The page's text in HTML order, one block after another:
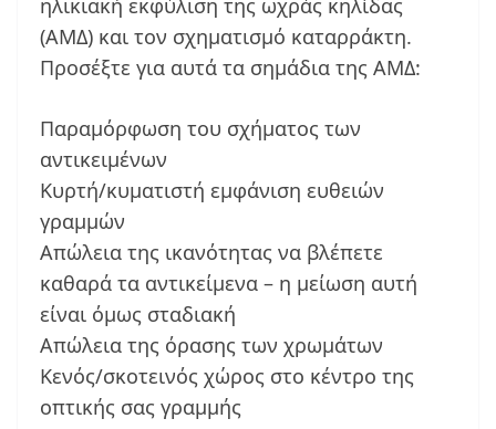
ηλικιακή εκφύλιση της ωχράς κηλίδας
(ΑΜΔ) και τον σχηματισμό καταρράκτη.
Προσέξτε για αυτά τα σημάδια της ΑΜΔ:
Παραμόρφωση του σχήματος των
αντικειμένων
Κυρτή/κυματιστή εμφάνιση ευθειών
γραμμών
Απώλεια της ικανότητας να βλέπετε
καθαρά τα αντικείμενα – η μείωση αυτή
είναι όμως σταδιακή
Απώλεια της όρασης των χρωμάτων
Κενός/σκοτεινός χώρος στο κέντρο της
οπτικής σας γραμμής